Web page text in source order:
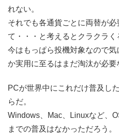
れない。
それでも各通貨ごとに両替が
て・・・と考えるとクラクラく
今はもっぱら投機対象なので
か実用に至るはまだ淘汰が必要
PCが世界中にこれだけ普及し
らだ。
Windows、Mac、Linuxなど、
までの普及はなかっただろう。